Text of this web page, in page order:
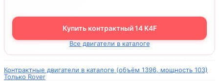
Купить контрактный 14 K4F
Все двигатели в каталоге
Контрактные двигатели в каталоге (объём 1396, мощность 103)
Только Rover